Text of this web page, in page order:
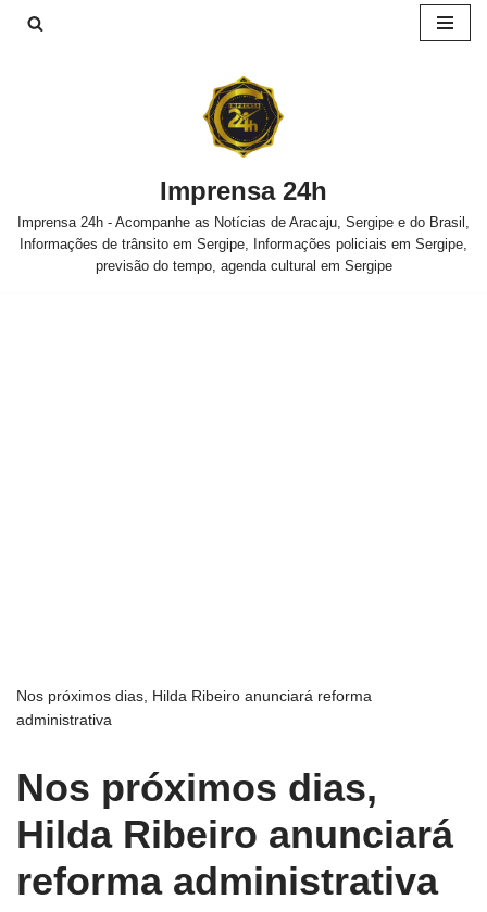
Imprensa 24h
Imprensa 24h - Acompanhe as Notícias de Aracaju, Sergipe e do Brasil,
Informações de trânsito em Sergipe, Informações policiais em Sergipe,
previsão do tempo, agenda cultural em Sergipe
Nos próximos dias, Hilda Ribeiro anunciará reforma
administrativa
Nos próximos dias,
Hilda Ribeiro anunciará
reforma administrativa